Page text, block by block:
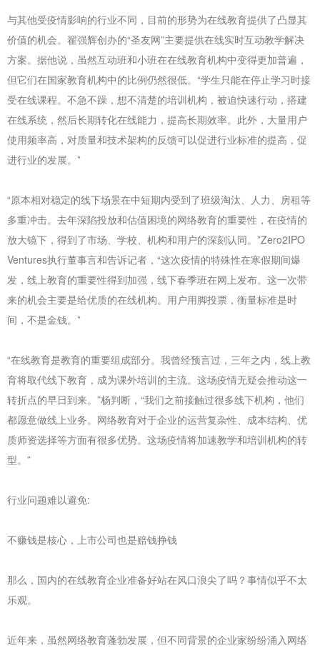
与其他受疫情影响的行业不同，目前的形势为在线教育提供了凸显其
价值的机会。翟强辉创办的“圣友网”主要提供在线实时互动教学解决
方案。据他说，虽然互动班和小班在在线教育机构中变得更加普遍，
但它们在国家教育机构中的比例仍然很低。“学生只能在停止学习时接
受在线课程。不急不躁，想不清楚的培训机构，被迫快速行动，搭建
在线系统，然后长期转化在线能力，提高长期效率。此外，大量用户
使用频率高，对质量和技术架构的反馈可以促进行业标准的提高，促
进行业的发展。”
“原本相对稳定的线下场景在中短期内受到了班级淘汰、人力、房租等
多重冲击。去年深陷投放和估值困境的网络教育的重要性，在疫情的
放大镜下，得到了市场、学校、机构和用户的深刻认同。”Zero2IPO
Ventures执行董事言和告诉记者，“这次疫情的特殊性在寒假期间爆
发，线上教育的重要性得到加强，线下春季班在网上发布。这一次带
来的机会主要是给优质的在线机构。用户用脚投票，衡量标准是时
间，不是金钱。”
“在线教育是教育的重要组成部分。我曾经预言过，三年之内，线上教
育将取代线下教育，成为课外培训的主流。这场疫情无疑会推动这一
转折点的早日到来。”杨判断，“我们之前接触过很多线下机构，他们
都愿意做线上业务。网络教育对于企业的运营复杂性、成本结构、优
质师资选择等方面有很多优势。这场疫情将加速教学和培训机构的转
型。”
行业问题难以避免:
不赚钱是核心，上市公司也是赔钱挣钱
那么，国内的在线教育企业准备好站在风口浪尖了吗？事情似乎不太
乐观。
近年来，虽然网络教育蓬勃发展，但不同背景的企业家纷纷涌入网络